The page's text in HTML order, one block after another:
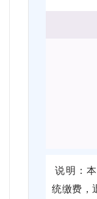
说明：
统缴费，